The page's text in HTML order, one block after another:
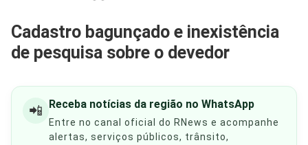
Cadastro bagunçado e inexistência
de pesquisa sobre o devedor
📲 Receba notícias da região no WhatsApp
Entre no canal oficial do RNews e acompanhe
alertas, serviços públicos, trânsito,